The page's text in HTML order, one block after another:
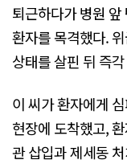
퇴근하다가 병원
환자를 목격했다.
상태를 살핀 뒤 즉
이 씨가 환자에게
현장에 도착했고,
관 삽입과 제세동